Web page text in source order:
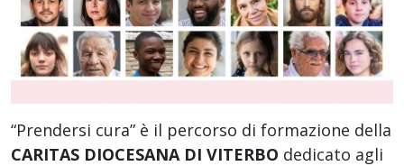
“Prendersi cura” è il percorso di formazione della
CARITAS DIOCESANA DI VITERBO dedicato agli